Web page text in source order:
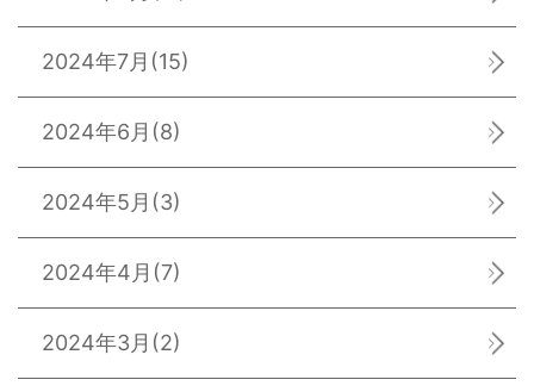
2024年7月 (15)
2024年6月 (8)
2024年5月 (3)
2024年4月 (7)
2024年3月 (2)